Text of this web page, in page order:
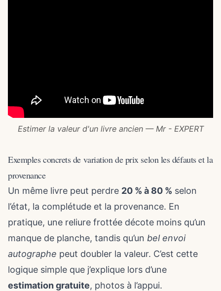
Estimer la valeur d'un livre ancien — Mr - EXPERT
Exemples concrets de variation de prix selon les défauts et la
provenance
Un même livre peut perdre 20 % à 80 % selon
l’état, la complétude et la provenance. En
pratique, une reliure frottée décote moins qu’un
manque de planche, tandis qu’un bel envoi
autographe peut doubler la valeur. C’est cette
logique simple que j’explique lors d’une
estimation gratuite, photos à l’appui.